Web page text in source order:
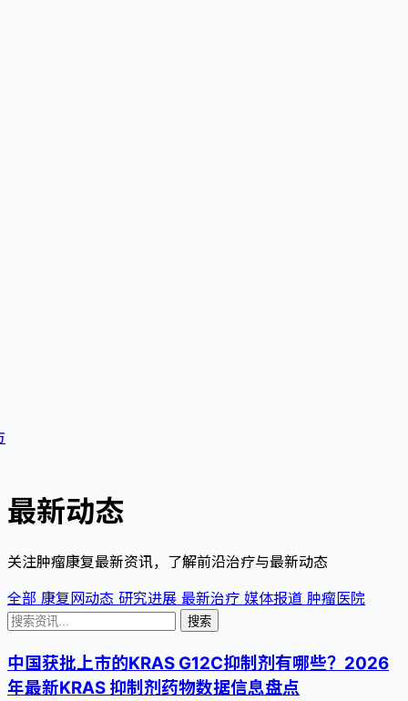
最新动态
关注肿瘤康复最新资讯，了解前沿治疗与最新动态
全部 康复网动态 研究进展 最新治疗 媒体报道 肿瘤医院
搜索
中国获批上市的KRAS G12C抑制剂有哪些？2026
年最新KRAS 抑制剂药物数据信息盘点